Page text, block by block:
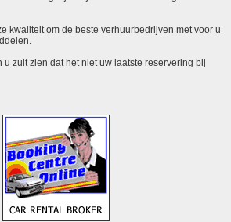
kwaliteit om de beste verhuurbedrijven met voor u
u zult zien dat het niet uw laatste reservering bij